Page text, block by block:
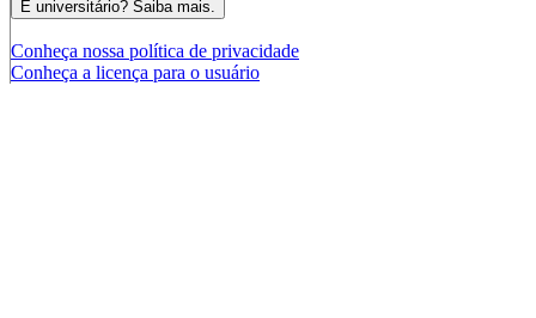
Conheça nossa política de privacidade
Conheça a licença para o usuário